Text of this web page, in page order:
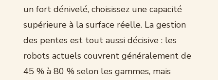
un fort dénivelé, choisissez une capacité
supérieure à la surface réelle. La gestion
des pentes est tout aussi décisive : les
robots actuels couvrent généralement de
45 % à 80 % selon les gammes, mais